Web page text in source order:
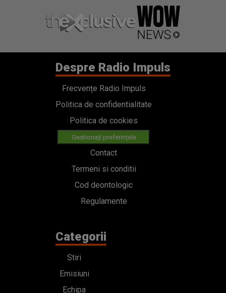
Despre Radio Impuls
Frecvențe Radio Impuls
Politica de confidentialitate
Politica de cookies
Gestionați preferințele
Contact
Termeni si conditii
Cod deontologic
Regulamente
Categorii
Stiri
Emisiuni
Echipa